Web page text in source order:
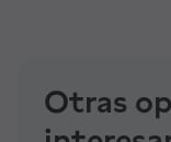
Otras